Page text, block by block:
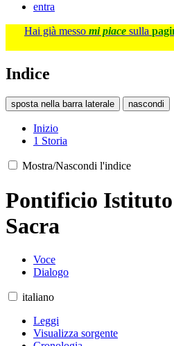
entra
Hai già messo mi piace sulla
Indice
sposta nella barra laterale nascondi
Inizio
1 Storia
Mostra/Nascondi l'indice
Pontificio
Sacra
Voce
Dialogo
italiano
Leggi
Visualizza sorgente